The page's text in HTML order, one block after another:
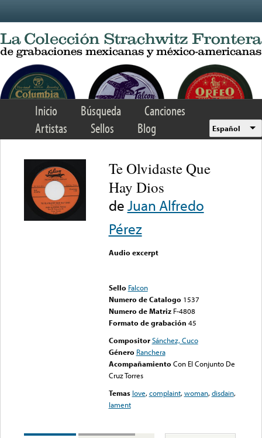
Inicio Búsqueda
Canciones
Artistas
Sellos Blog Español
Te Olvidaste Que
Hay Dios
deJuan Alfredo
Pérez
Audio excerpt
Sello Falcon
Numero de Catalogo 1537
Numero de Matriz F-4808
Formato de grabación 45
Compositor Sánchez, Cuco
Género Ranchera
Acompañamiento Con El Conjunto De
Cruz Torres
Temas love,complaint,woman,disdain,
lament